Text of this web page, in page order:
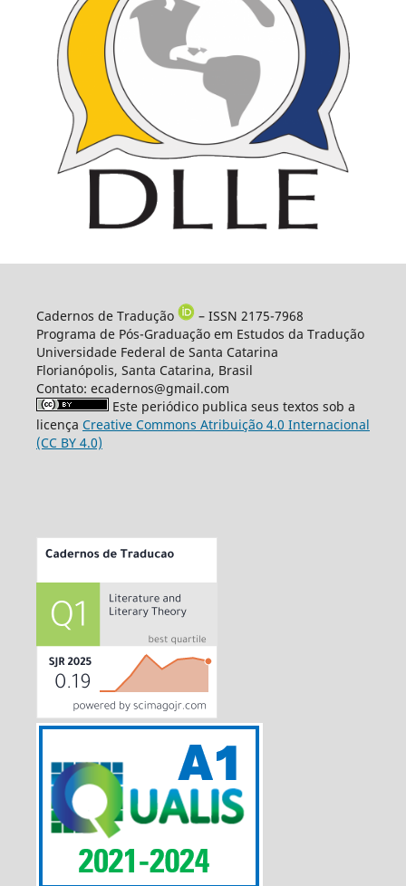
Cadernos de Tradução
– ISSN 2175-7968
Programa de Pós-Graduação em Estudos da Tradução
Universidade Federal de Santa Catarina
Florianópolis, Santa Catarina, Brasil
Contato: ecadernos@gmail.com
Este periódico publica seus textos sob a
licença Creative Commons Atribuição 4.0 Internacional
(CC BY 4.0)